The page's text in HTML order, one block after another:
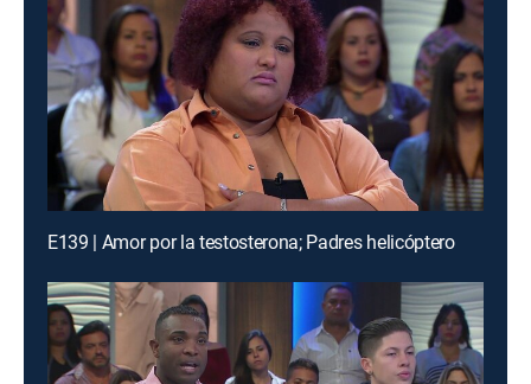
E139 | Amor por la testosterona; Padres helicóptero